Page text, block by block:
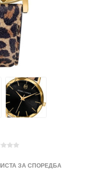
ЗА СПОРЕДБА